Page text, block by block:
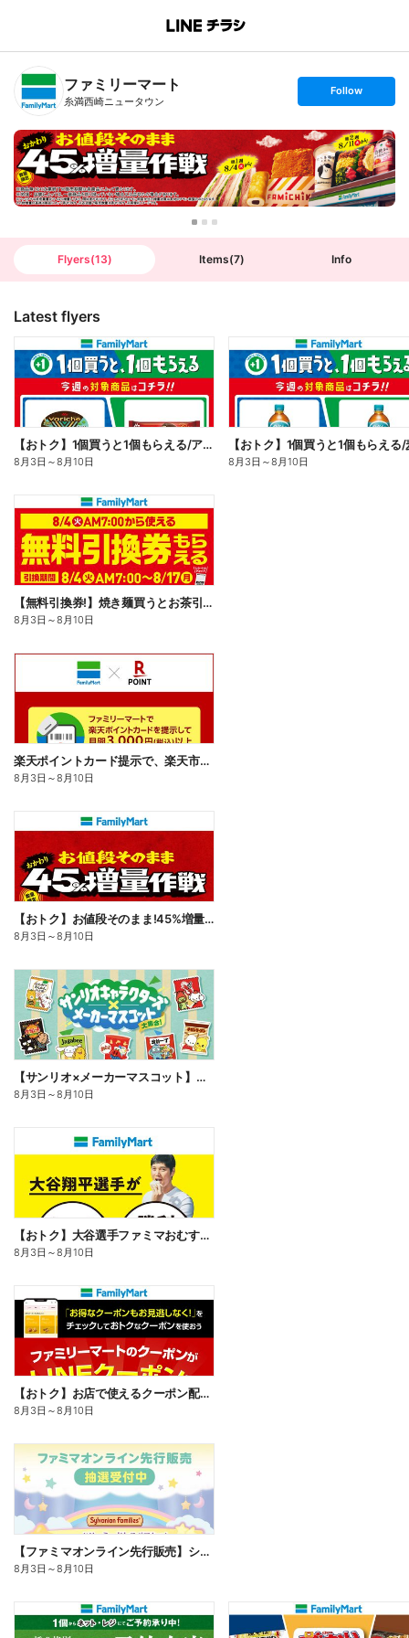
B
n
T
ファミリーマート
糸満西崎ニュータウン
s
t
o
l
l
o
w
Follow
Flyers(13) Items(7) Info
Latest flyers
【おトク】1個買うと1個もらえる/アイス
8月3日 ～8月10日
【おトク】1個買うと1個もらえる
8月3日 ～8月10日
【無料引換券!】焼き麺買うとお茶引換券貰える!
8月3日 ～8月10日
楽天ポイントカード提示で、楽天市場でのお買い物がおトクに!
8月3日 ～8月10日
【おトク】お値段そのまま!45%増量作戦!
8月3日 ～8月10日
【サンリオ×メーカーマスコット】オリジナルグッズ貰える!
8月3日 ～8月10日
【おトク】大谷選手ファミマおむすび割
8月3日 ～8月10日
【おトク】お店で使えるクーポン配信中
8月3日 ～8月10日
【ファミマオンライン先行販売】シルバニアファミリー
8月3日 ～8月10日